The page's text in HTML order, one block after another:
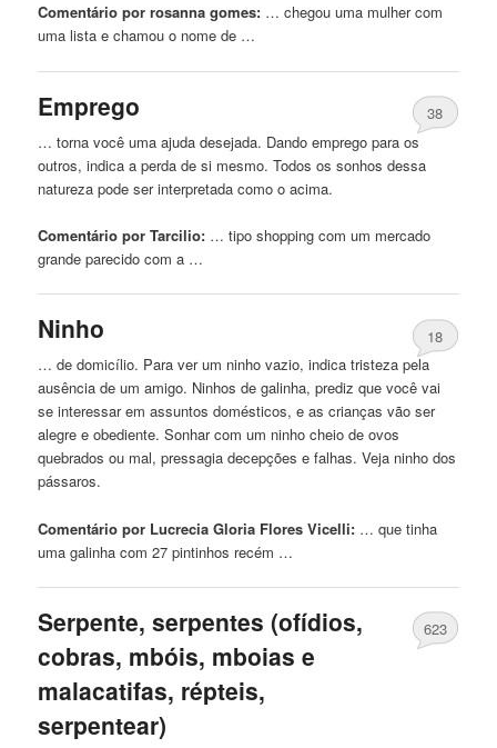
Comentário por rosanna gomes: … chegou uma mulhercom
uma lista e chamou o nome de …
Emprego
38
… torna você uma ajuda desejada. Dando emprego para os
outros, indica a perda de si mesmo. Todos ossonhos dessa
natureza pode ser interpretada como o acima.
Comentário por Tarcilio: … tipo shoppingcom um mercado
grande parecidocom a …
Ninho
18
… de domicílio. Para ver um ninho vazio, indica tristeza pela
ausência de um amigo. Ninhos degalinha, prediz que você vai
se interessar em assuntos domésticos, e as crianças vão ser
alegre e obediente. Sonharcom um ninho cheio de ovos
quebrados ou mal, pressagia decepções e falhas. Veja ninho dos
pássaros.
Comentário por Lucrecia Gloria Flores Vicelli: … que tinha
umagalinha com 27 pintinhos recém …
Serpente, serpentes (ofídios,
cobras, mbóis, mboias e
malacatifas, répteis,
serpentear)
623